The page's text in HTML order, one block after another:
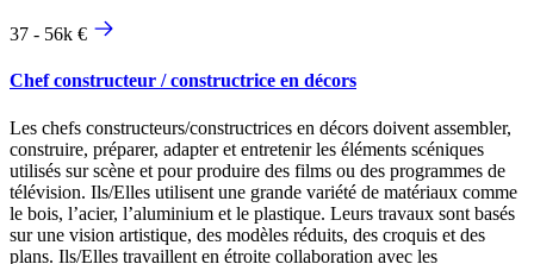
37 - 56k €
Chef constructeur / constructrice en décors
Les chefs constructeurs/constructrices en décors doivent assembler,
construire, préparer, adapter et entretenir les éléments scéniques
utilisés sur scène et pour produire des films ou des programmes de
télévision. Ils/Elles utilisent une grande variété de matériaux comme
le bois, l’acier, l’aluminium et le plastique. Leurs travaux sont basés
sur une vision artistique, des modèles réduits, des croquis et des
plans. Ils/Elles travaillent en étroite collaboration avec les